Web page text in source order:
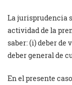
La jurisprudencia
actividad de la
saber: (i) deber de
deber general de
En el presente